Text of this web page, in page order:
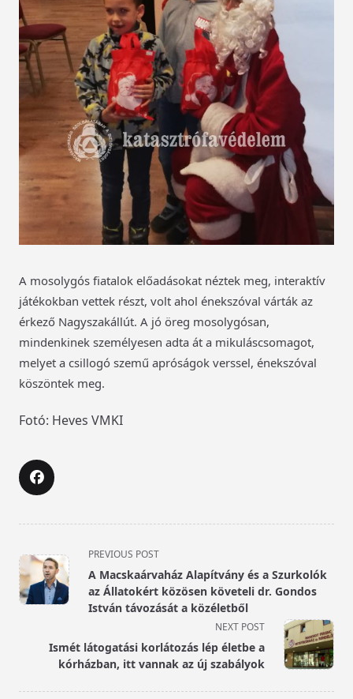
A mosolygós fiatalok előadásokat néztek meg, interaktív
játékokban vettek részt, volt ahol énekszóval várták az
érkező Nagyszakállút. A jó öreg mosolygósan,
mindenkinek személyesen adta át a mikuláscsomagot,
melyet a csillogó szemű apróságok verssel, énekszóval
köszöntek meg.
Fotó: Heves VMKI
<span
class="nav-
subtitle
screen-
text">Page</span>
PREVIOUS POST
A Macskaárvaház Alapítvány és a Szurkolók
az Állatokért közösen követeli dr. Gondos
István távozását a közéletből
NEXT POST
Ismét látogatási korlátozás lép életbe a
kórházban, itt vannak az új szabályok